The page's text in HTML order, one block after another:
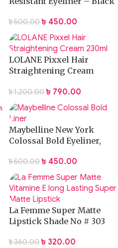
৳500.00 ৳ 450.00
LOLANE Pixxel Hair
Straightening Cream
৳1,200.00 ৳ 790.00
Maybelline New York
Colossal Bold Eyeliner,
৳500.00 ৳ 450.00
La Femme Super Matte
Lipstick Shade No # 303
৳360.00 ৳ 320.00